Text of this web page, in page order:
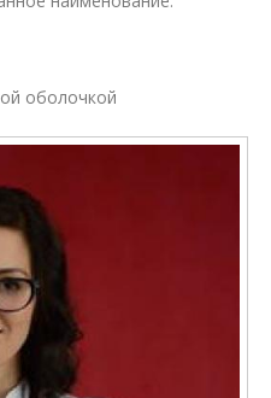
оболочкой